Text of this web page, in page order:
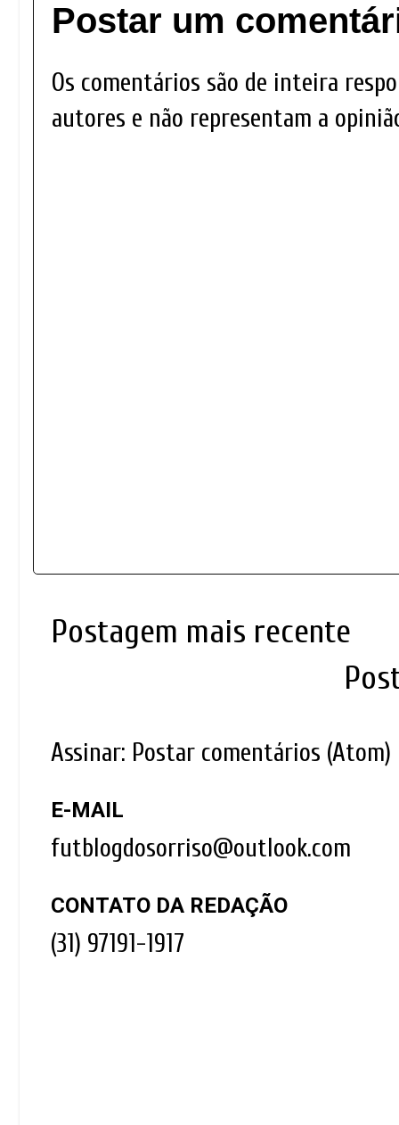
Postar um
Os comentários são de inteira
autores e não representam a
Postagem mais recente
Assinar: Postar comentários (Atom)
E-MAIL
futblogdosorriso@outlook.com
CONTATO DA REDAÇÃO
(31) 97191-1917